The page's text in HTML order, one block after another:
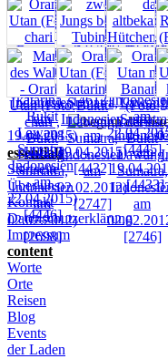
essentials
Startseite
Über uns
Kontakt
Datenschutzerklärung
Impressum
content
Worte
Orte
Reisen
Blog
Events
der Laden